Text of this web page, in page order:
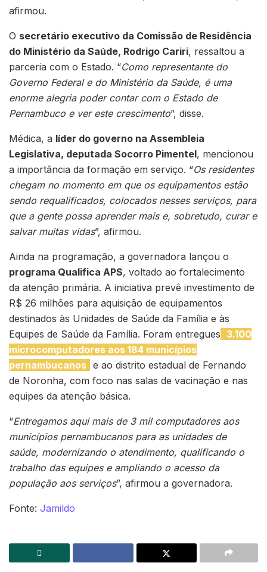
afirmou.
O secretário executivo da Comissão de Residência
do Ministério da Saúde, Rodrigo Cariri, ressaltou a
parceria com o Estado. “Como representante do
Governo Federal e do Ministério da Saúde, é uma
enorme alegria poder contar com o Estado de
Pernambuco e ver este crescimento”, disse.
Médica, a líder do governo na Assembleia
Legislativa, deputada Socorro Pimentel, mencionou
a importância da formação em serviço. “Os residentes
chegam no momento em que os equipamentos estão
sendo requalificados, colocados nesses serviços, para
que a gente possa aprender mais e, sobretudo, curar e
salvar muitas vidas”, afirmou.
Ainda na programação, a governadora lançou o
programa Qualifica APS, voltado ao fortalecimento
da atenção primária. A iniciativa prevê investimento de
R$ 26 milhões para aquisição de equipamentos
destinados às Unidades de Saúde da Família e às
Equipes de Saúde da Família. Foram entregues 3.100
microcomputadores aos 184 municípios
pernambucanos e ao distrito estadual de Fernando
de Noronha, com foco nas salas de vacinação e nas
equipes da atenção básica.
“Entregamos aqui mais de 3 mil computadores aos
municípios pernambucanos para as unidades de
saúde, modernizando o atendimento, qualificando o
trabalho das equipes e ampliando o acesso da
população aos serviços”, afirmou a governadora.
Fonte: Jamildo